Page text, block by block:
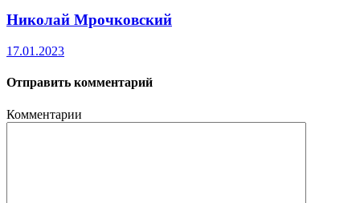
Николай Мрочковский
17.01.2023
Отправить комментарий
Комментарии